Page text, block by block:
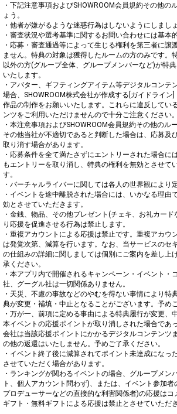
・下記注意事項およびSHOWROOM会員規約その他の
ょう。
・他者が嫌がるような迷惑行為はしないようにしましょ
・審査状況や選考基準に関するお問い合わせには基本
・応募・審査通過等によって生じる権利を第三者に譲
ません。特典の対象は獲得したルームの方のみです。
以外の方(グループ全体、グループメンバーなど)が特
いたします。
・アバター、ギフティングアイテム等デジタルコンテ
場合、SHOWROOM株式会社が作成する[ガイドライン
作品の制作をお願いいたします。これらに違反してい
ンツをご利用いただけませんので十分ご注意ください。
・本注意事項およびSHOWROOM会員規約その他のル
その他当社が不適切であると判断した場合は、応募及
取り消す場合があります。
・応募条件を全て満たさずにエントリーされた場合に
もエントリーを取り消し、特典の権利を無効とさせて
す。
・バーチャルライバーに関しては各人の世界観により
・イベントを途中離脱された場合には、いかなる理由
効とさせていただきます。
・金銭、物品、その他プレゼント(チェキ、お礼カー
り応援を促進させる行為は禁止します。
・重複アカウントによる応援は禁止です。重複アカウ
は発覚次第、減算を行います。なお、当サービスのセ
の仕組みの詳細に関しましては個別にご案内を差し上
承ください。
・本アプリ内で開催されるキャンペーン・イベント・
社、グーグル社は一切関係ありません。
・天災、不慮の事故などのやむを得ない事情により特
典が変更・補填・中止となることがございます。予め
・万が一、前項に定める事由による特典履行が変更、
本イベントの応援ポイントが取り消しされた場合であ
会社は当該応援ポイントにかかるデジタルコンテンツ
の他の返還はいたしません。予めご了承ください。
・イベント終了後に減算されてポイント未達成になっ
させていただく場合があります。
・ランキングが関わるイベントの場合、グループメン
ト、個人アカウント問わず)、または、イベント参加者
プロデューサーなどの直接的な利害関係者)の応援は
ギフト・無料ギフトによる応援は禁止とさせていただき